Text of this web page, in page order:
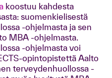
koostuu kahdesta
suomenkielisestä
-ohjelmasta ja sen
MBA -ohjelmasta.
-ohjelmasta voi
opintopistettä Aalto
terveydenhuollossa -